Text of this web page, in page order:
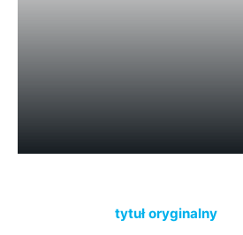
tytuł oryginalny